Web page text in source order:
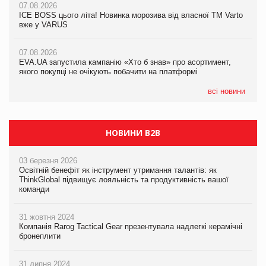
07.08.2026
ICE BOSS цього літа! Новинка морозива від власної ТМ Varto
вже у VARUS
07.08.2026
EVA.UA запустила кампанію «Хто б знав» про асортимент,
якого покупці не очікують побачити на платформі
всі новини
07.08.2026
ICE BOSS цього літа! Новинка морозива від власної ТМ Varto
вже у VARUS
07.08.2026
EVA.UA запустила кампанію «Хто б знав» про асортимент,
якого покупці не очікують побачити на платформі
Продажі Hugo Boss впали на 9%
НОВИНИ B2B
03 березня 2026
Освітній бенефіт як інструмент утримання талантів: як
ThinkGlobal підвищує лояльність та продуктивність вашої
команди
31 жовтня 2024
Компанія Rarog Tactical Gear презентувала надлегкі керамічні
бронеплити
31 липня 2024